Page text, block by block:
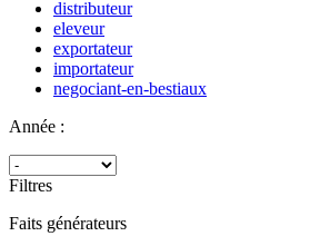
distributeur
eleveur
exportateur
importateur
negociant-en-bestiaux
Année :
Filtres
Faits générateurs